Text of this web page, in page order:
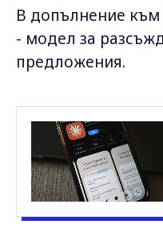
В допълнение към
- модел за
предложения.